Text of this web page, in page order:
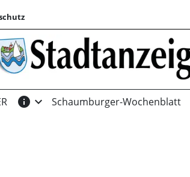
info expand_more Schaumburger-Wochenblatt